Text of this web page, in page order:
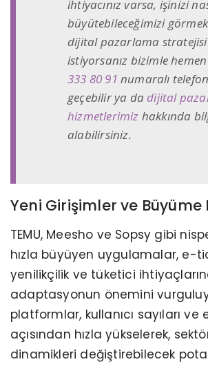
ihtiyacınız varsa, işinizi
büyütebileceğimizi
dijital pazarlama
istiyorsanız bizimle hemen
333 80 91 numaralı
geçebilir ya da dijital
hizmetlerimiz hakkında
alabilirsiniz.
Yeni Girişimler ve
TEMU, Meesho ve Sopsy gibi
hızla büyüyen uygulamalar, e-
yenilikçilik ve tüketici
adaptasyonun önemini
platformlar, kullanıcı sayıları ve
açısından hızla yükselerek,
dinamikleri değiştirebilecek